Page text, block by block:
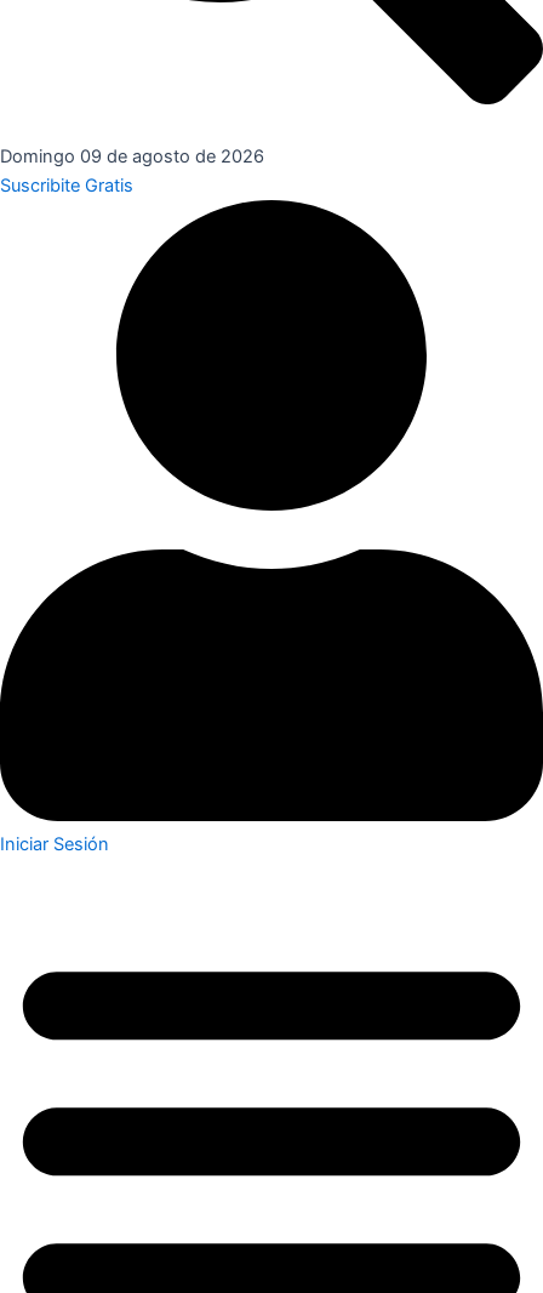
Domingo 09 de agosto de 2026
Suscribite Gratis
Iniciar Sesión